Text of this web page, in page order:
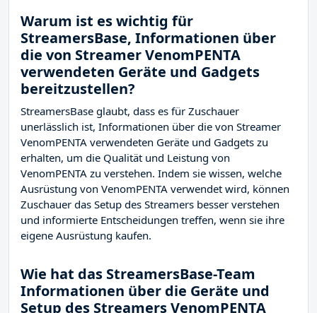
Warum ist es wichtig für
StreamersBase, Informationen über
die von Streamer VenomPENTA
verwendeten Geräte und Gadgets
bereitzustellen?
StreamersBase glaubt, dass es für Zuschauer
unerlässlich ist, Informationen über die von Streamer
VenomPENTA verwendeten Geräte und Gadgets zu
erhalten, um die Qualität und Leistung von
VenomPENTA zu verstehen. Indem sie wissen, welche
Ausrüstung von VenomPENTA verwendet wird, können
Zuschauer das Setup des Streamers besser verstehen
und informierte Entscheidungen treffen, wenn sie ihre
eigene Ausrüstung kaufen.
Wie hat das StreamersBase-Team
Informationen über die Geräte und
Setup des Streamers VenomPENTA